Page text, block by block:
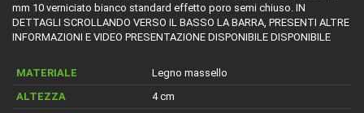
mm 10 verniciato bianco standard effetto poro semi chiuso. IN
DETTAGLI SCROLLANDO VERSO IL BASSO LA BARRA, PRESENTI ALTRE
INFORMAZIONI E VIDEO PRESENTAZIONE DISPONIBILE DISPONIBILE
MATERIALE
Legno massello
ALTEZZA
4 cm